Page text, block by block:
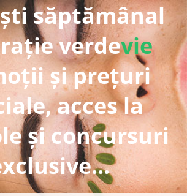
săptămânal
verdevie
și prețuri
acces la
și concursuri